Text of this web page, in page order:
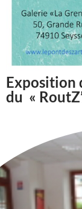
Exposition
du «